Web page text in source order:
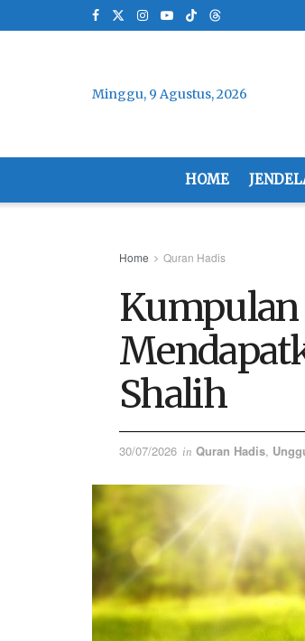
Minggu, 9 Agustus, 2026
HOME
Home Quran Hadis
Kumpulan
Shalih
30/07/2026 in Quran Hadis,